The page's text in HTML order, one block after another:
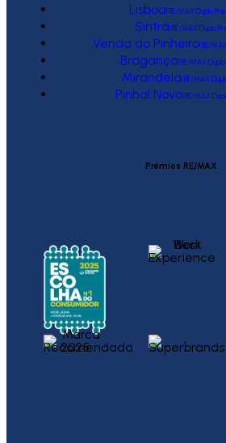
Lisboa(RE/MAX Duplo
Sintra(RE/MAX Duplo
Venda do Pinheiro(RE/
Bragança(RE/MAX
Mirandela(RE/MAX
Pinhal Novo(RE/MAX
Prémios RE/MAX